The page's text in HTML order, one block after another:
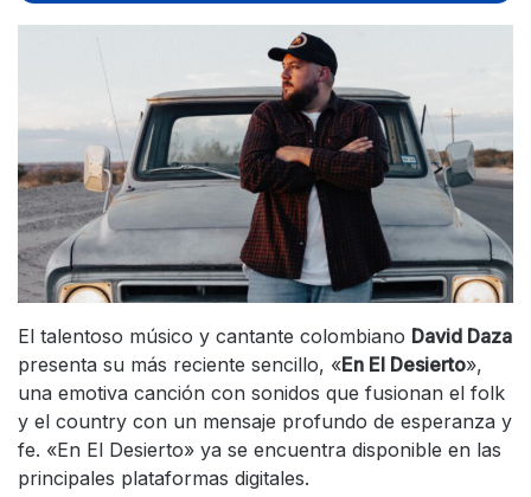
El talentoso músico y cantante colombiano David Daza
presenta su más reciente sencillo, «En El Desierto»,
una emotiva canción con sonidos que fusionan el folk
y el country con un mensaje profundo de esperanza y
fe. «En El Desierto» ya se encuentra disponible en las
principales plataformas digitales.